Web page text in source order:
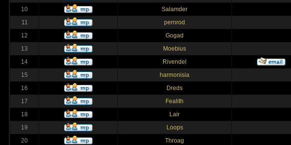
10
Salamder
11
pernrod
12
Gogad
13
Moebius
14
Rivendel
15
harmonisia
16
Dreds
17
Fealith
18
Lair
19
Loops
20
Throag